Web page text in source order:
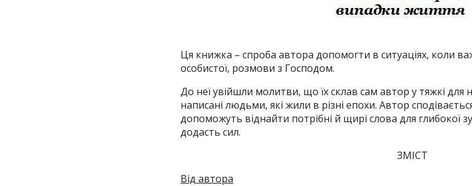
Ця книжка – спроба автора допомогти в ситуаціях, коли
особистої, розмови з Господом.
До неї увійшли молитви, що їх склав сам автор у тяжкі
написані людьми, які жили в різні епохи. Автор
допоможуть віднайти потрібні й щирі слова для глибокої
додасть сил.
ЗМІСТ
Від автора